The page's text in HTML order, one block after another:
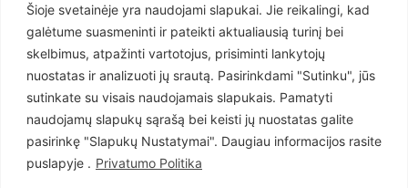
Šioje svetainėje yra naudojami slapukai. Jie reikalingi, kad
galėtume suasmeninti ir pateikti aktualiausią turinį bei
skelbimus, atpažinti vartotojus, prisiminti lankytojų
nuostatas ir analizuoti jų srautą. Pasirinkdami "Sutinku", jūs
sutinkate su visais naudojamais slapukais. Pamatyti
naudojamų slapukų sąrašą bei keisti jų nuostatas galite
pasirinkę "Slapukų Nustatymai". Daugiau informacijos rasite
puslapyje . Privatumo Politika
Teisėsauga
1497
Aktualu
Lietuva
619
Pasaulis
Статьи на русском
Articles in english